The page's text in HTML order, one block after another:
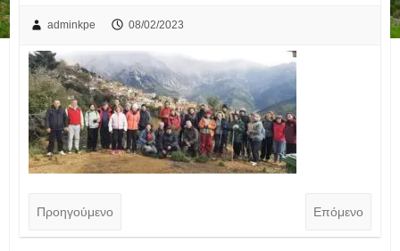
adminkpe 08/02/2023
Προηγούμενο Επόμενο